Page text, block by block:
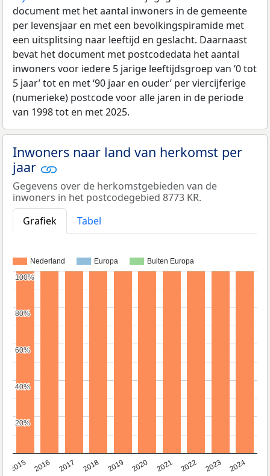
document met het aantal inwoners in de gemeente
per levensjaar en met een bevolkingspiramide met
een uitsplitsing naar leeftijd en geslacht. Daarnaast
bevat het document met postcodedata het aantal
inwoners voor iedere 5 jarige leeftijdsgroep van ‘0 tot
5 jaar’ tot en met ‘90 jaar en ouder’ per viercijferige
(numerieke) postcode voor alle jaren in de periode
van 1998 tot en met 2025.
Inwoners naar land van herkomst per
jaar
Gegevens over de herkomstgebieden van de
inwoners in het postcodegebied 8773 KR.
Grafiek
Tabel
Nederland Europa Buiten Europa
2015 2016 2017 2018 2019 2020 2021 2022 2023 2024
20%
20%
40%
40%
60%
60%
80%
80%
100%
100%